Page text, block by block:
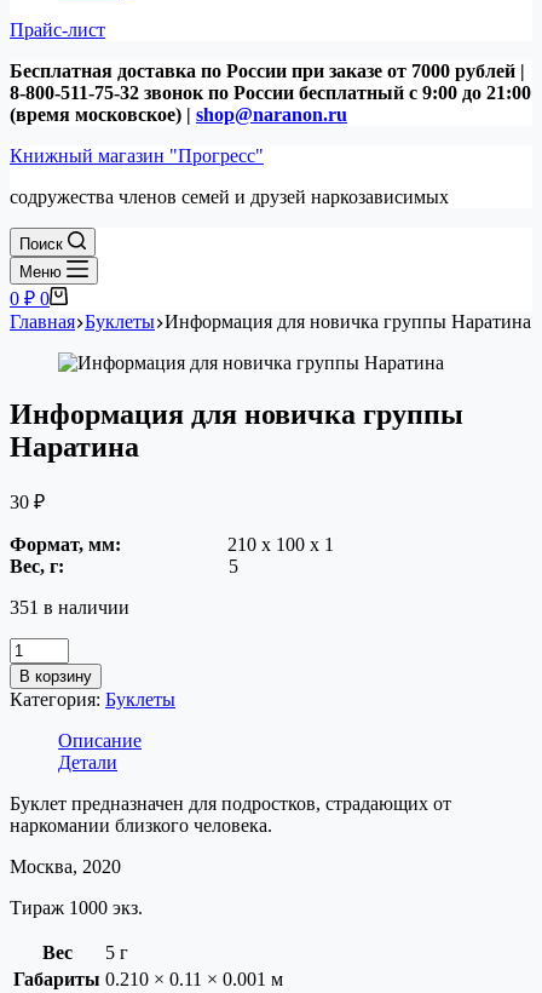
Прайс-лист
Бесплатная доставка по России при заказе от 7000 рублей |
8-800-511-75-32 звонок по России бесплатный с 9:00 до 21:00
(время московское) | shop@naranon.ru
Книжный магазин "Прогресс"
содружества членов семей и друзей наркозависимых
Поиск
Меню
Корзина
0 ₽ 0
Главная Буклеты Информация для новичка группы Наратина
Информация для новичка группы
Наратина
30 ₽
Формат, мм:
210 х 100 х 1
Вес, г:
5
351 в наличии
Информация
для
новичка
группы
Наратина
quantity
В корзину
Категория: Буклеты
Описание
Детали
Буклет предназначен для подростков, страдающих от
наркомании близкого человека.
Москва, 2020
Тираж 1000 экз.
Вес
5 г
Габариты 0.210 × 0.11 × 0.001 м